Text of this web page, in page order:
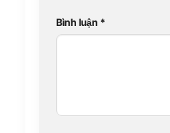
Bình luận *